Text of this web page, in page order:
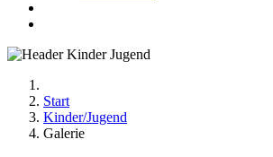
Start
Kinder/Jugend
Galerie